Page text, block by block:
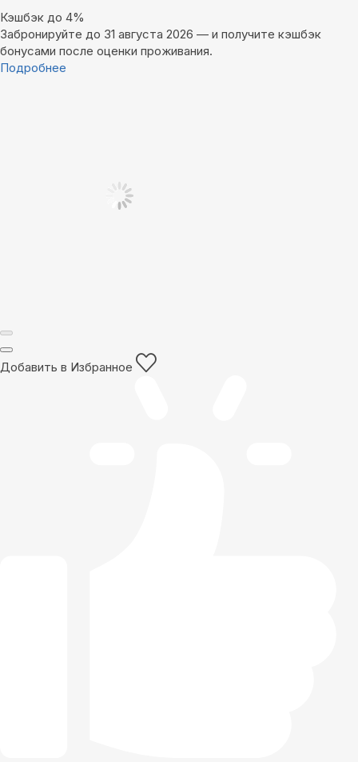
Кэшбэк до 4%
Забронируйте до 31 августа 2026 — и получите кэшбэк
бонусами после оценки проживания.
Подробнее
Добавить в Избранное